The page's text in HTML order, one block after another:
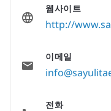
웹사이트
http://
이메일
전화